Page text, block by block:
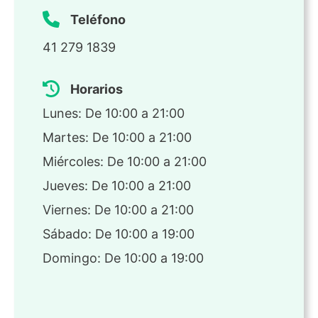
Teléfono
41 279 1839
Horarios
Lunes: De 10:00 a 21:00
Martes: De 10:00 a 21:00
Miércoles: De 10:00 a 21:00
Jueves: De 10:00 a 21:00
Viernes: De 10:00 a 21:00
Sábado: De 10:00 a 19:00
Domingo: De 10:00 a 19:00